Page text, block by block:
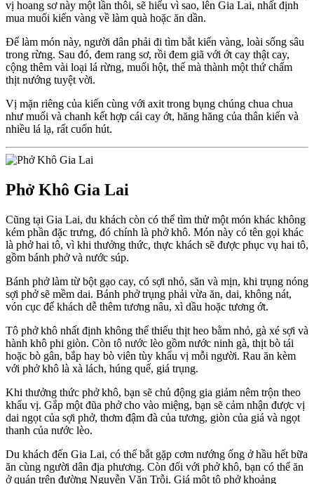
vị hoang sơ này một lần thôi, sẽ hiểu vì sao, lên Gia Lai, nhất định
mua muối kiến vàng về làm quà hoặc ăn dần.
Để làm món này, người dân phải đi tìm bắt kiến vàng, loài sống sâu
trong rừng. Sau đó, đem rang sơ, rồi đem giã với ớt cay thật cay,
cộng thêm vài loại lá rừng, muối hột, thế mà thành một thứ chấm
thịt nướng tuyệt vời.
Vị mặn riêng của kiến cùng với axit trong bụng chúng chua chua
như muối và chanh kết hợp cái cay ớt, hăng hăng của thân kiến và
nhiều lá lạ, rất cuốn hút.
Phở Khô Gia Lai
Cũng tại Gia Lai, du khách còn có thể tìm thử một món khác không
kém phần đặc trưng, đó chính là phở khô. Món này có tên gọi khác
là phở hai tô, vì khi thưởng thức, thực khách sẽ được phục vụ hai tô,
gồm bánh phở và nước súp.
Bánh phở làm từ bột gạo cay, có sợi nhỏ, săn và mịn, khi trụng nóng
sợi phở sẽ mềm dai. Bánh phở trụng phải vừa ăn, dai, không nát,
vón cục để khách dễ thêm tương nâu, xì dầu hoặc tương ớt.
Tô phở khô nhất định không thể thiếu thịt heo bằm nhỏ, gà xé sợi và
hành khô phi giòn. Còn tô nước lèo gồm nước ninh gà, thịt bò tái
hoặc bò gân, bắp hay bò viên tùy khẩu vị mỗi người. Rau ăn kèm
với phở khô là xà lách, húng quế, giá trụng.
Khi thưởng thức phở khô, bạn sẽ chủ động gia giảm nêm trộn theo
khẩu vị. Gắp một đũa phở cho vào miệng, bạn sẽ cảm nhận được vị
dai ngọt của sợi phở, thơm đậm đà của tương, giòn của giá và ngọt
thanh của nước lèo.
Du khách đến Gia Lai, có thể bắt gặp cơm nướng ống ở hầu hết bữa
ăn cùng người dân địa phương. Còn đối với phở khô, bạn có thể ăn
ở quán trên đường Nguyễn Văn Trỗi. Giá một tô phở khoảng